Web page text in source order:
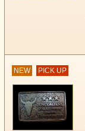
NEW PICK UP